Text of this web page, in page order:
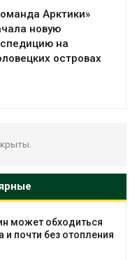
Арктики»
новую
на
островах
может обходиться
и почти без отопления